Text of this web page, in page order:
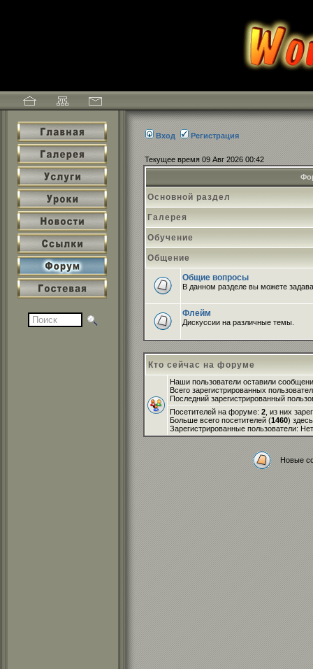
Вход Регистрация
Текущее время 09 Авг 2026 00:42
Основной раздел
Галерея
Обучение
Общение
Общие вопросы
В данном разделе вы можете
Флейм
Дискуссии на различные темы.
Кто сейчас на форуме
Наши пользователи оставили
Всего зарегистрированных
Последний зарегистрированный
Посетителей на форуме: 2 , из них
Больше всего посетителей (1460)
Зарегистрированные пользователи: Нет
Новые